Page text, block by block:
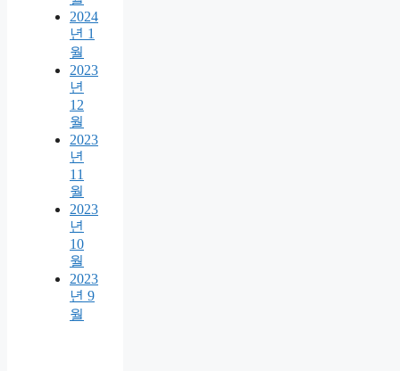
2024
년 1
월
2023
년
12
월
2023
년
11
월
2023
년
10
월
2023
년 9
월